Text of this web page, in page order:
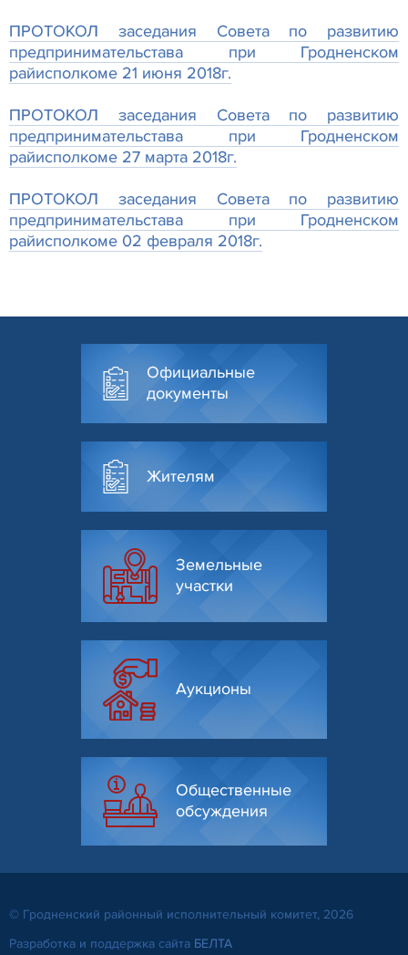
ПРОТОКОЛ заседания Совета по развитию
предпринимательстава при Гродненском
райисполкоме 21 июня 2018г.
ПРОТОКОЛ заседания Совета по развитию
предпринимательстава при Гродненском
райисполкоме 27 марта 2018г.
ПРОТОКОЛ заседания Совета по развитию
предпринимательстава при Гродненском
райисполкоме 02 февраля 2018г.
Официальные
документы
Жителям
Земельные
участки
Аукционы
Общественные
обсуждения
© Гродненский районный исполнительный комитет, 2026
Разработка и поддержка сайта БЕЛТА